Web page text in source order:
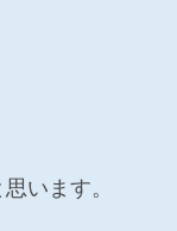
います。